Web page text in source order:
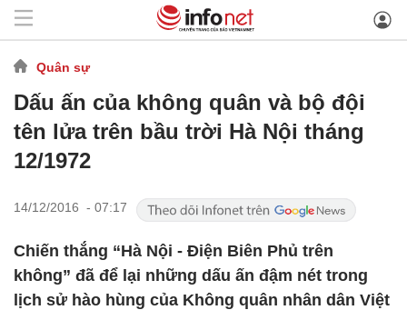
Quân sự
Dấu ấn của không quân và bộ đội
tên lửa trên bầu trời Hà Nội tháng
12/1972
14/12/2016 - 07:17
Chiến thắng “Hà Nội - Điện Biên Phủ trên
không” đã để lại những dấu ấn đậm nét trong
lịch sử hào hùng của Không quân nhân dân Việt